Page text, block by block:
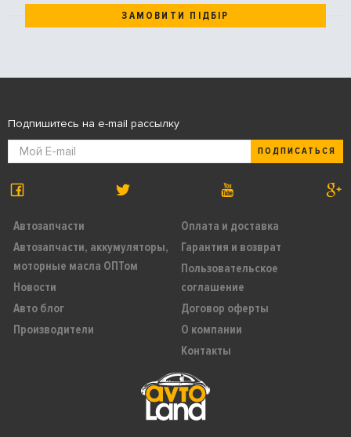
ЗАМОВИТИ ПІДБІР
Автозапчасти
Автозапчасти, аккумуляторы,
моторные масла ОПТом
Новости
Авто блог
Производители
Оплата и доставка
Гарантия и возврат
Пользовательское
соглашение
Договор оферты
О компании
Контакты
Подпишитесь на e-mail рассылку
ПОДПИСАТЬСЯ